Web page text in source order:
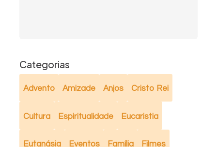
Categorias
Advento Amizade Anjos Cristo Rei
Cultura Espiritualidade Eucaristia
Eutanásia Eventos Família Filmes